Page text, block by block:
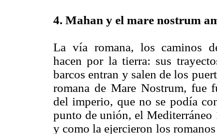
4. Mahan y el mare nostrum
La vía romana, los caminos
hacen por la tierra: sus
barcos entran y salen de los
romana de Mare Nostrum, fue
del imperio, que no se podía
punto de unión, el
y como la ejercieron los